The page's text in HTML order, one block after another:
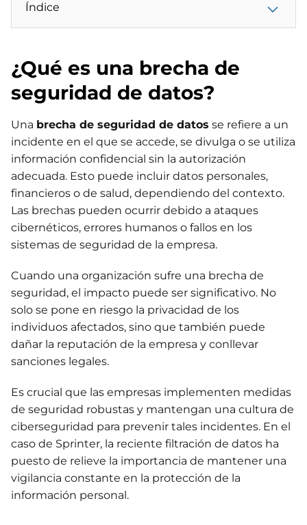
Índice
¿Qué es una brecha de
seguridad de datos?
Una brecha de seguridad de datos se refiere a un
incidente en el que se accede, se divulga o se utiliza
información confidencial sin la autorización
adecuada. Esto puede incluir datos personales,
financieros o de salud, dependiendo del contexto.
Las brechas pueden ocurrir debido a ataques
cibernéticos, errores humanos o fallos en los
sistemas de seguridad de la empresa.
Cuando una organización sufre una brecha de
seguridad, el impacto puede ser significativo. No
solo se pone en riesgo la privacidad de los
individuos afectados, sino que también puede
dañar la reputación de la empresa y conllevar
sanciones legales.
Es crucial que las empresas implementen medidas
de seguridad robustas y mantengan una cultura de
ciberseguridad para prevenir tales incidentes. En el
caso de Sprinter, la reciente filtración de datos ha
puesto de relieve la importancia de mantener una
vigilancia constante en la protección de la
información personal.